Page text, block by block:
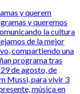
y querem